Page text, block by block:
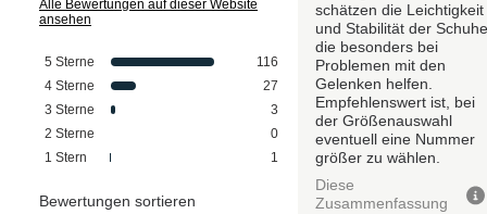
Alle Bewertungen auf dieser Website
ansehen
5 Sterne
116
4 Sterne
27
3 Sterne
3
2 Sterne
0
1 Stern 1
Bewertungen sortieren
schätzen die Leichtigkeit
und Stabilität der
die besonders bei
Problemen mit den
Gelenken helfen.
Empfehlenswert ist, bei
der Größenauswahl
eventuell eine Nummer
größer zu wählen.
Diese
Zusammenfassung